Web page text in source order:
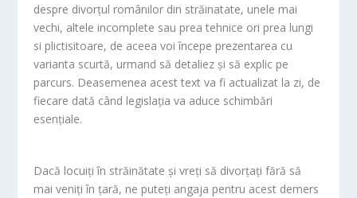
despre divorțul românilor din străinatate, unele mai
vechi, altele incomplete sau prea tehnice ori prea lungi
si plictisitoare, de aceea voi începe prezentarea cu
varianta scurtă, urmand să detaliez și să explic pe
parcurs. Deasemenea acest text va fi actualizat la zi, de
fiecare dată când legislația va aduce schimbări
esențiale.
Dacă locuiți în străinătate și vreți să divorțați fără să
mai veniți în țară, ne puteți angaja pentru acest demers